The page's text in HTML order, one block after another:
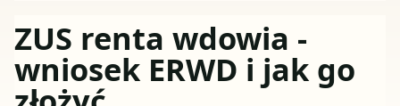
ZUS renta wdowia -
wniosek ERWD i jak go